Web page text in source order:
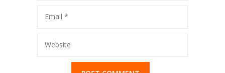
Email *
Website